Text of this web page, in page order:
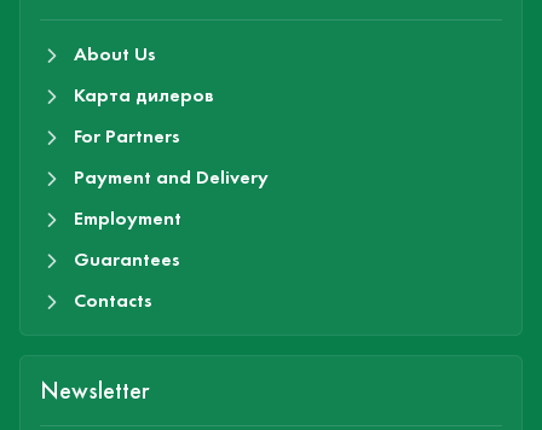
About Us
Карта дилеров
For Partners
Payment and Delivery
Employment
Guarantees
Contacts
Newsletter